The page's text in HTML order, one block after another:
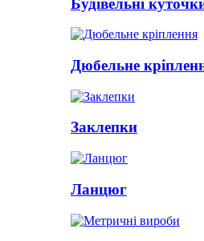
Дюбельне
Заклепки
Ланцюг